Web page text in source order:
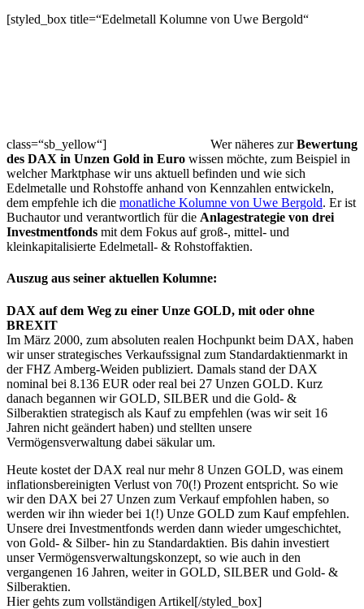
[styled_box title=“Edelmetall Kolumne von Uwe Bergold“
class=“sb_yellow“] Wer näheres zurBewertung
des DAX in Unzen Gold in Euro wissen möchte, zum Beispiel in
welcher Marktphase wir uns aktuell befinden und wie sich
Edelmetalle und Rohstoffe anhand von Kennzahlen entwickeln,
dem empfehle ich die monatliche Kolumne von Uwe Bergold. Er ist
Buchautor und verantwortlich für die Anlagestrategie von drei
Investmentfonds mit dem Fokus auf groß-, mittel- und
kleinkapitalisierte Edelmetall- & Rohstoffaktien.
Auszug aus seiner aktuellen Kolumne:
DAX auf dem Weg zu einer Unze GOLD, mit oder ohne
BREXIT
Im März 2000, zum absoluten realen Hochpunkt beim DAX, haben
wir unser strategisches Verkaufssignal zum Standardaktienmarkt in
der FHZ Amberg-Weiden publiziert. Damals stand der DAX
nominal bei 8.136 EUR oder real bei 27 Unzen GOLD. Kurz
danach begannen wir GOLD, SILBER und die Gold- &
Silberaktien strategisch als Kauf zu empfehlen (was wir seit 16
Jahren nicht geändert haben) und stellten unsere
Vermögensverwaltung dabei säkular um.
Heute kostet der DAX real nur mehr 8 Unzen GOLD, was einem
inflationsbereinigten Verlust von 70(!) Prozent entspricht. So wie
wir den DAX bei 27 Unzen zum Verkauf empfohlen haben, so
werden wir ihn wieder bei 1(!) Unze GOLD zum Kauf empfehlen.
Unsere drei Investmentfonds werden dann wieder umgeschichtet,
von Gold- & Silber- hin zu Standardaktien. Bis dahin investiert
unser Vermögensverwaltungskonzept, so wie auch in den
vergangenen 16 Jahren, weiter in GOLD, SILBER und Gold- &
Silberaktien.
Hier gehts zum vollständigen Artikel[/styled_box]